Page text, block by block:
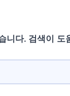
니다. 검색이 도